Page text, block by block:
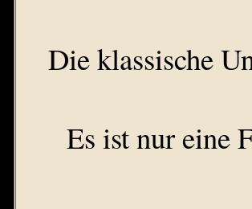
Die klassische
Es ist nur eine